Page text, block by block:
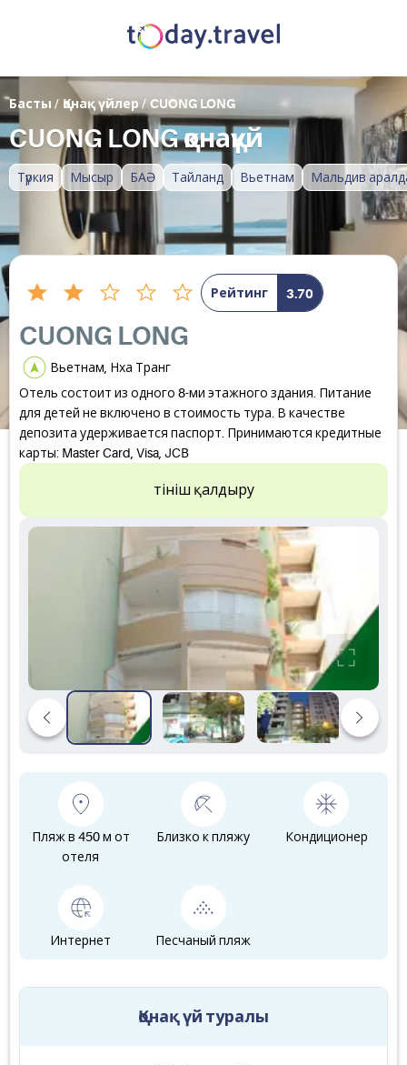
Түркия Мысыр БАӘ Тайланд Вьетнам Мальдив
Басты / Қонақ үйлер/ CUONG LONG
CUONG LONG қонақүй
Рейтинг 3.70
CUONG LONG
Вьетнам, Нха Транг
Отель состоит из одного 8-ми этажного здания. Питание
для детей не включено в стоимость тура. В качестве
депозита удерживается паспорт. Принимаются кредитные
карты: Master Card, Visa, JCB
Өтініш қалдыру
Пляж в 450 м от
отеля
Близко к пляжу Кондиционер
Интернет Песчаный пляж
Қонақ үй туралы